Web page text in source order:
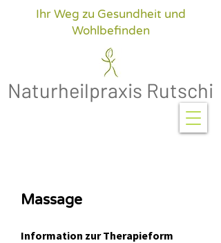
Ihr Weg zu Gesundheit und
Wohlbefinden
Naturheilpraxis Rutschi
Massage
Information zur Therapieform